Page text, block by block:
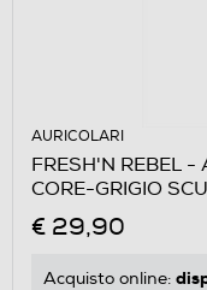
AURICOLARI
FRESH'N REBEL
CORE-GRIGIO
€ 29,90
Acquisto online: